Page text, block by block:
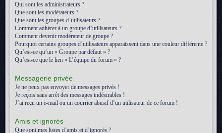
Qui sont les administrateurs ?
Que sont les modérateurs ?
Que sont les groupes d’utilisateurs ?
Comment adhérer à un groupe d’utilisateurs ?
Comment devenir modérateur de groupe ?
Pourquoi certains groupes d’utilisateurs apparaissent dans une couleur différente ?
Qu’est-ce qu’un « Groupe par défaut » ?
Qu’est-ce que le lien « L’équipe du forum » ?
Messagerie privée
Je ne peux pas envoyer de messages privés !
Je reçois sans arrêt des messages indésirables !
J’ai reçu un e-mail ou un courrier abusif d’un utilisateur de ce forum !
Amis et ignorés
Que sont mes listes d’amis et d’ignorés ?